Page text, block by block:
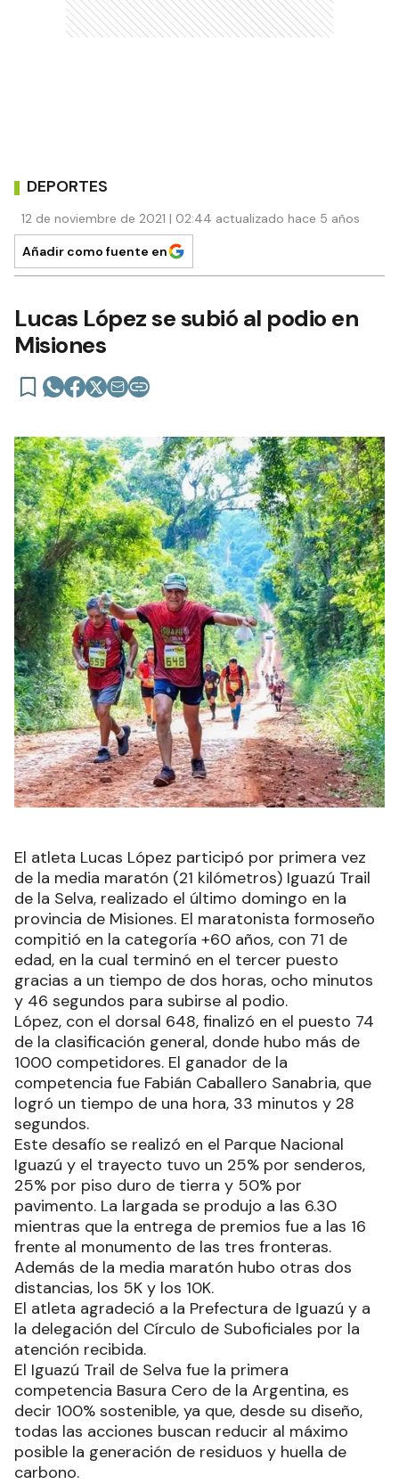
DEPORTES
12 de noviembre de 2021 | 02:44 actualizado hace 5 años
Añadir como fuente en
Lucas López se subió al podio en
Misiones
El atleta Lucas López participó por primera vez
de la media maratón (21 kilómetros) Iguazú Trail
de la Selva, realizado el último domingo en la
provincia de Misiones. El maratonista formoseño
compitió en la categoría +60 años, con 71 de
edad, en la cual terminó en el tercer puesto
gracias a un tiempo de dos horas, ocho minutos
y 46 segundos para subirse al podio.
López, con el dorsal 648, finalizó en el puesto 74
de la clasificación general, donde hubo más de
1000 competidores. El ganador de la
competencia fue Fabián Caballero Sanabria, que
logró un tiempo de una hora, 33 minutos y 28
segundos.
Este desafío se realizó en el Parque Nacional
Iguazú y el trayecto tuvo un 25% por senderos,
25% por piso duro de tierra y 50% por
pavimento. La largada se produjo a las 6.30
mientras que la entrega de premios fue a las 16
frente al monumento de las tres fronteras.
Además de la media maratón hubo otras dos
distancias, los 5K y los 10K.
El atleta agradeció a la Prefectura de Iguazú y a
la delegación del Círculo de Suboficiales por la
atención recibida.
El Iguazú Trail de Selva fue la primera
competencia Basura Cero de la Argentina, es
decir 100% sostenible, ya que, desde su diseño,
todas las acciones buscan reducir al máximo
posible la generación de residuos y huella de
carbono.